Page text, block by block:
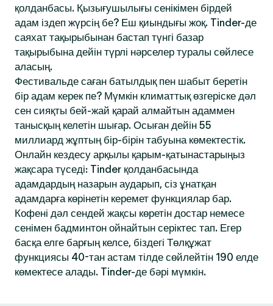
қолданбасы. Қызығушылығы сенікімен бірдей
адам іздеп жүрсің бе? Еш қиындығы жоқ. Tinder-де
саяхат тақырыбынан бастап түнгі базар
тақырыбына дейін түрлі нәрселер туралы сөйлесе
аласың.
Фестивальде саған батылдық пен шабыт беретін
бір адам керек пе? Мүмкін климаттық өзгеріске дәл
сен сияқты бей-жай қарай алмайтын адаммен
танысқың келетін шығар. Осыған дейін 55
миллиард жұптың бір-бірін табуына көмектестік.
Онлайн кездесу арқылы қарым-қатынастарыңыз
жақсара түседі: Tinder қолданбасында
адамдардың назарын аударып, сіз ұнатқан
адамдарға көрінетін керемет функциялар бар.
Кофені дәл сендей жақсы көретін достар немесе
сенімен бадминтон ойнайтын серіктес тап. Егер
басқа елге барғың келсе, біздегі Төлқұжат
функциясы 40-тан астам тілде сөйлейтін 190 елде
көмектесе алады. Tinder-де бәрі мүмкін.